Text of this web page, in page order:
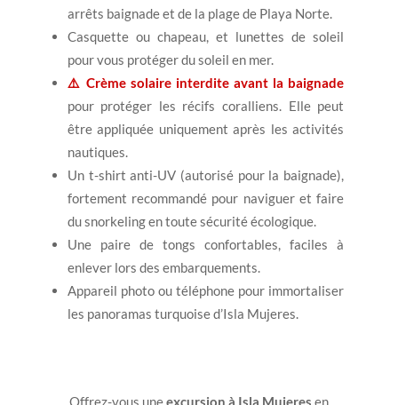
arrêts baignade et de la plage de Playa Norte.
Casquette ou chapeau, et lunettes de soleil
pour vous protéger du soleil en mer.
⚠️ Crème solaire interdite avant la baignade
pour protéger les récifs coralliens. Elle peut
être appliquée uniquement après les activités
nautiques.
Un t-shirt anti-UV (autorisé pour la baignade),
fortement recommandé pour naviguer et faire
du snorkeling en toute sécurité écologique.
Une paire de tongs confortables, faciles à
enlever lors des embarquements.
Appareil photo ou téléphone pour immortaliser
les panoramas turquoise d’Isla Mujeres.
Offrez-vous uneexcursion à Isla Mujeres en